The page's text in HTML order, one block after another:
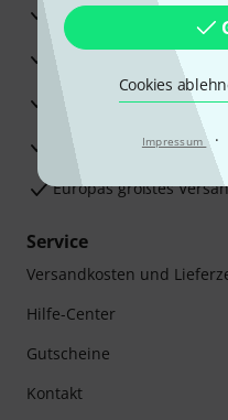
Cookies
Impressum ·
30 Tage Money-Back-
Reparaturservice
Beratung durch
Zufriedenheitsgarantie
Europas größtes
Service
Versandkosten und
Hilfe-Center
Gutscheine
Kontakt